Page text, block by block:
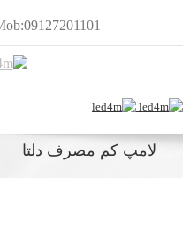
لامپ کم مصرف دلتا